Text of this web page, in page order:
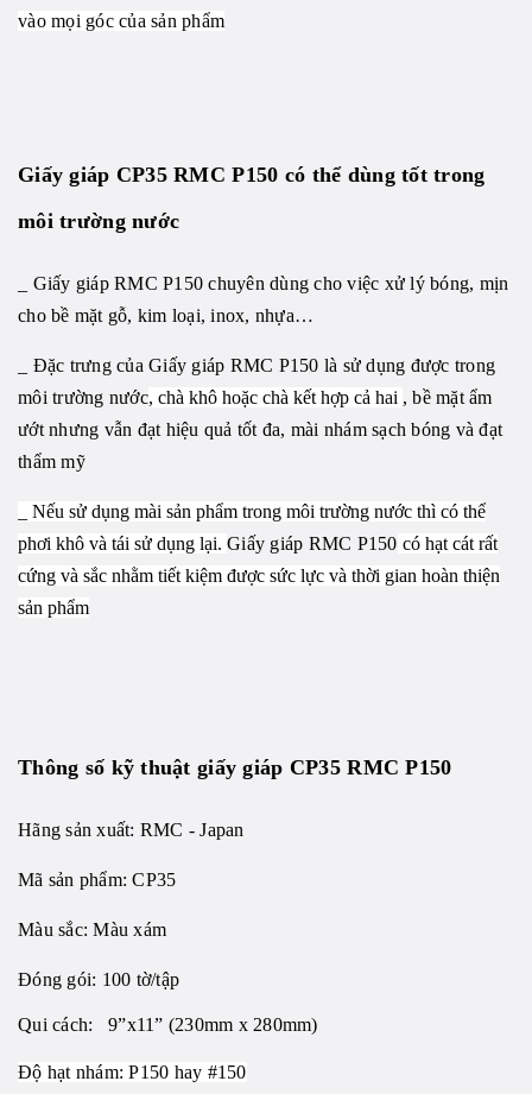
vào mọi góc của sản phẩm
Giấy giáp CP35 RMC P150 có thể dùng tốt trong
môi trường nước
_ Giấy giáp RMC P150 chuyên dùng cho việc xử lý bóng, mịn
cho bề mặt gỗ, kim loại, inox, nhựa…
_ Đặc trưng của Giấy giáp RMC P150 là sử dụng được trong
môi trường nước, chà khô hoặc chà kết hợp cả hai , bề mặt ẩm
ướt nhưng vẫn đạt hiệu quả tốt đa, mài nhám sạch bóng và đạt
thẩm mỹ
_ Nếu sử dụng mài sản phẩm trong môi trường nước thì có thể
phơi khô và tái sử dụng lại. Giấy giáp RMC P150 có hạt cát rất
cứng và sắc nhằm tiết kiệm được sức lực và thời gian hoàn thiện
sản phẩm
Thông số kỹ thuật giấy giáp CP35 RMC P150
Hãng sản xuất: RMC - Japan
Mã sản phẩm: CP35
Màu sắc: Màu xám
Đóng gói: 100 tờ/tập
Qui cách: 9”x11” (230mm x 280mm)
Độ hạt nhám: P150 hay #150